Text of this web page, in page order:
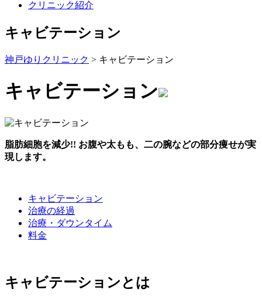
クリニック紹介
キャビテーション
神戸ゆりクリニック > キャビテーション
キャビテーション
脂肪細胞を減少!! お腹や太もも、二の腕などの部分痩せが実
現します。
キャビテーション
治療の経過
治療・ダウンタイム
料金
キャビテーションとは